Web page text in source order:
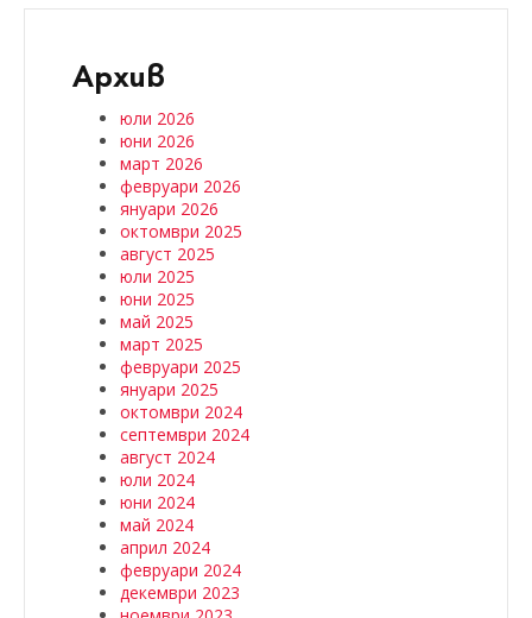
Архив
юли 2026
юни 2026
март 2026
февруари 2026
януари 2026
октомври 2025
август 2025
юли 2025
юни 2025
май 2025
март 2025
февруари 2025
януари 2025
октомври 2024
септември 2024
август 2024
юли 2024
юни 2024
май 2024
април 2024
февруари 2024
декември 2023